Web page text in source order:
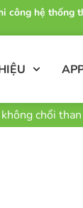
công hệ thống
chổi than